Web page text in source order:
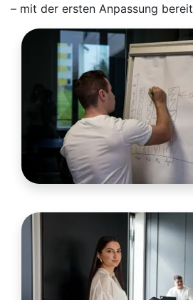
– mit der ersten Anpassung